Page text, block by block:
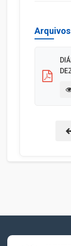
Arquivos